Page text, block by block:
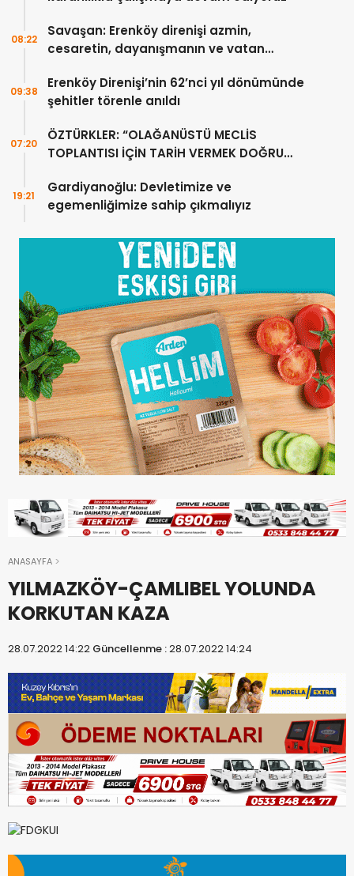
Savaşan: Erenköy direnişi azmin,
cesaretin, dayanışmanın ve vatan
08:22
Erenköy Direnişi’nin 62’nci yıl dönümünde
şehitler törenle anıldı
09:38
ÖZTÜRKLER: “OLAĞANÜSTÜ MECLİS
TOPLANTISI İÇİN TARİH VERMEK DOĞRU
07:20
Gardiyanoğlu: Devletimize ve
egemenliğimize sahip çıkmalıyız
19:21
ANASAYFA
YILMAZKÖY-ÇAMLIBEL YOLUNDA
KORKUTAN KAZA
28.07.2022 14:22 Güncellenme :28.07.2022 14:24